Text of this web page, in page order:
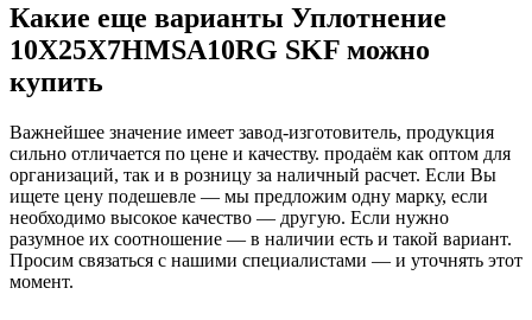
Какие еще варианты Уплотнение
10X25X7HMSA10RG SKF можно
купить
Важнейшее значение имеет завод-изготовитель, продукция
сильно отличается по цене и качеству. продаём как оптом для
организаций, так и в розницу за наличный расчет. Если Вы
ищете цену подешевле — мы предложим одну марку, если
необходимо высокое качество — другую. Если нужно
разумное их соотношение — в наличии есть и такой вариант.
Просим связаться с нашими специалистами — и уточнять этот
момент.